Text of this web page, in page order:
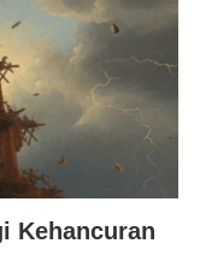
Kehancuran